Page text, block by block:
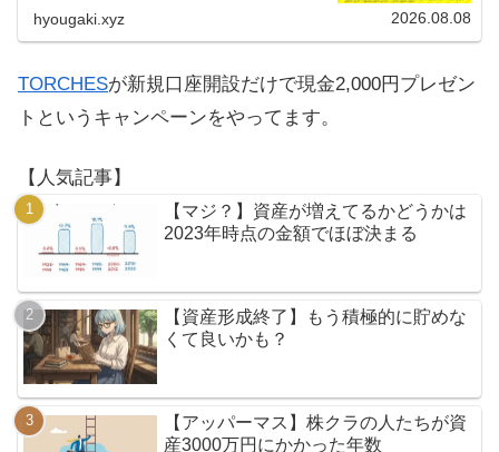
hyougaki.xyz 2026.08.08
TORCHESが新規口座開設だけで現金2,000円プレゼン
トというキャンペーンをやってます。
【人気記事】
【マジ？】資産が増えてるかどうかは
2023年時点の金額でほぼ決まる
【資産形成終了】もう積極的に貯めな
くて良いかも？
【アッパーマス】株クラの人たちが資
産3000万円にかかった年数